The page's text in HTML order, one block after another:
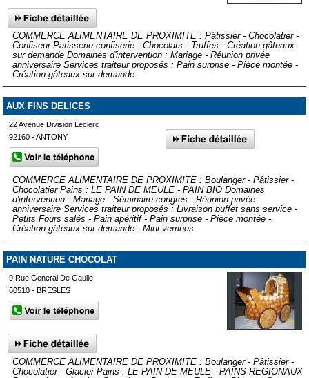
COMMERCE ALIMENTAIRE DE PROXIMITE : Pâtissier - Chocolatier -
Confiseur Patisserie confiserie : Chocolats - Truffes - Création gâteaux
sur demande Domaines d'intervention : Mariage - Réunion privée
anniversaire Services traiteur proposés : Pain surprise - Pièce montée -
Création gâteaux sur demande
AUX FINS DELICES
22 Avenue Division Leclerc
92160 - ANTONY
COMMERCE ALIMENTAIRE DE PROXIMITE : Boulanger - Pâtissier -
Chocolatier Pains : LE PAIN DE MEULE - PAIN BIO Domaines
d'intervention : Mariage - Séminaire congrès - Réunion privée
anniversaire Services traiteur proposés : Livraison buffet sans service -
Petits Fours salés - Pain apéritif - Pain surprise - Pièce montée -
Création gâteaux sur demande - Mini-verrines
PAIN NATURE CHOCOLAT
9 Rue General De Gaulle
60510 - BRESLES
COMMERCE ALIMENTAIRE DE PROXIMITE : Boulanger - Pâtissier -
Chocolatier - Glacier Pains : LE PAIN DE MEULE - PAINS REGIONAUX